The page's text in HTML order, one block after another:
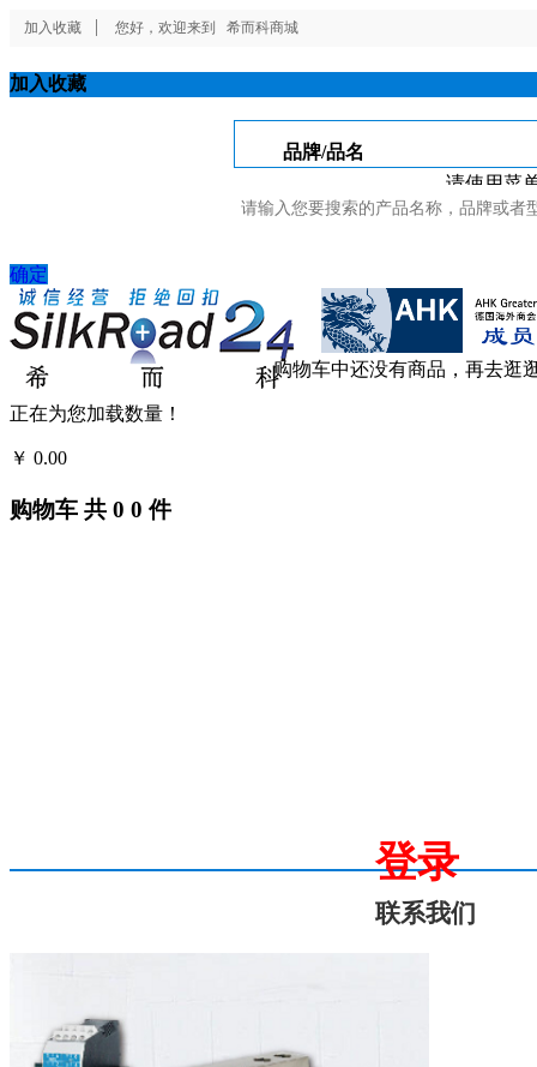
加入收藏 您好，欢迎来到 希而科商城
加入收藏
请使用菜
确定
购物车中还没有商品，再去逛
正在为您加载数量！
￥ 0.00
购物车 共 0 0 件
品牌/品名
登录
联系我们